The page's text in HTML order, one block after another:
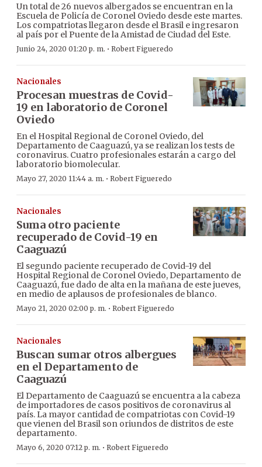
Un total de 26 nuevos albergados se encuentran en la
Escuela de Policía de Coronel Oviedo desde este martes.
Los compatriotas llegaron desde el Brasil e ingresaron
al país por el Puente de la Amistad de Ciudad del Este.
Junio 24, 2020 01:20 p. m. · Robert Figueredo
Nacionales
Procesan muestras de Covid-
19 en laboratorio de Coronel
Oviedo
En el Hospital Regional de Coronel Oviedo, del
Departamento de Caaguazú, ya se realizan los tests de
coronavirus. Cuatro profesionales estarán a cargo del
laboratorio biomolecular.
Mayo 27, 2020 11:44 a. m. · Robert Figueredo
Nacionales
Suma otro paciente
recuperado de Covid-19 en
Caaguazú
El segundo paciente recuperado de Covid-19 del
Hospital Regional de Coronel Oviedo, Departamento de
Caaguazú, fue dado de alta en la mañana de este jueves,
en medio de aplausos de profesionales de blanco.
Mayo 21, 2020 02:00 p. m. · Robert Figueredo
Nacionales
Buscan sumar otros albergues
en el Departamento de
Caaguazú
El Departamento de Caaguazú se encuentra a la cabeza
de importadores de casos positivos de coronavirus al
país. La mayor cantidad de compatriotas con Covid-19
que vienen del Brasil son oriundos de distritos de este
departamento.
Mayo 6, 2020 07:12 p. m. · Robert Figueredo